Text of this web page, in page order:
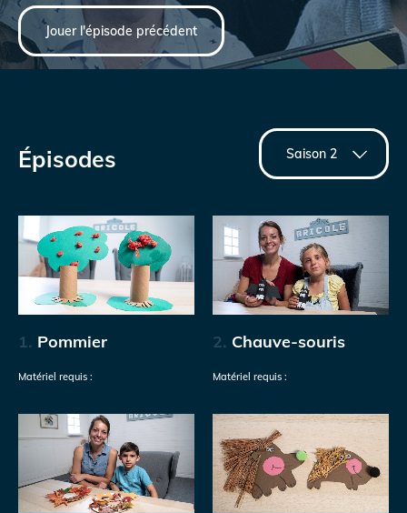
Jouer l'épisode précédent
Épisodes
1. Pommier
Matériel requis :
2. Chauve-souris
Matériel requis :